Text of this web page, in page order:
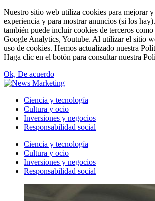
Nuestro sitio web utiliza cookies para mejorar y
experiencia y para mostrar anuncios (si los
también puede incluir cookies de terceros
Google Analytics, Youtube. Al utilizar el sitio
uso de cookies. Hemos actualizado nuestra
Haga clic en el botón para consultar nuestra
Ok, De acuerdo
Ciencia y tecnología
Cultura y ocio
Inversiones y negocios
Responsabilidad social
Ciencia y tecnología
Cultura y ocio
Inversiones y negocios
Responsabilidad social